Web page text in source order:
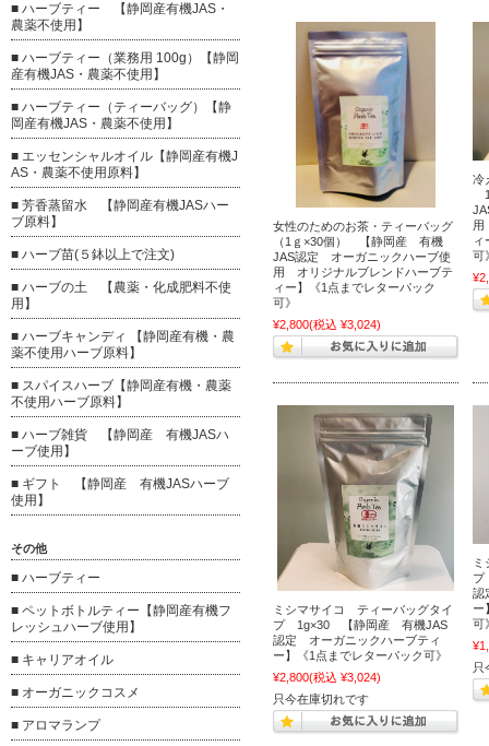
女性のためのお茶・ティーバッグ
（1ｇ×30個） 【静岡産 有機
JAS認定 オーガニックハーブ使
用 オリジナルブレンドハーブテ
ィー】《1点までレターパック
可》
¥2,800(税込 ¥3,024)
冷
用
ィ
ミシマサイコ ティーバッグタイ
プ 1g×30 【静岡産 有機JAS
認定 オーガニックハーブティ
ー】《1点までレターパック可》
¥2,800(税込 ¥3,024)
只今在庫切れです
認
ー
可
只
■ ハーブティー 【静岡産有機JAS・
農薬不使用】
■ ハーブティー（業務用 100g）【静岡
産有機JAS・農薬不使用】
■ ハーブティー（ティーバッグ）【静
岡産有機JAS・農薬不使用】
■ エッセンシャルオイル【静岡産有機J
AS・農薬不使用原料】
■ 芳香蒸留水 【静岡産有機JASハー
ブ原料】
■ ハーブ苗(５鉢以上で注文)
■ ハーブの土 【農薬・化成肥料不使
用】
■ ハーブキャンディ 【静岡産有機・農
薬不使用ハーブ原料】
■ スパイスハーブ【静岡産有機・農薬
不使用ハーブ原料】
■ ハーブ雑貨 【静岡産 有機JASハ
ーブ使用】
■ ギフト 【静岡産 有機JASハーブ
使用】
その他
■ ハーブティー
■ ペットボトルティー【静岡産有機フ
レッシュハーブ使用】
■ キャリアオイル
■ オーガニックコスメ
■ アロマランプ